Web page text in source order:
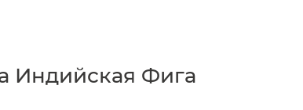
Индийская Фига